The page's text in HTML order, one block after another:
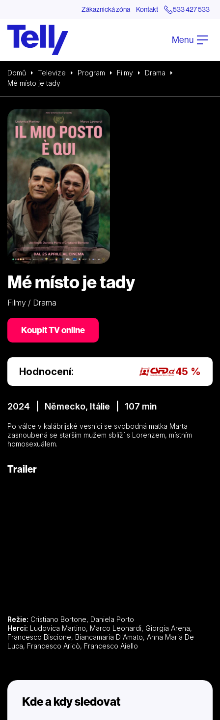
Zákaznická zóna Kontakt 533 427 533
Menu
Domů Televize Program Filmy
Drama
Mé místo je tady
Mé místo je tady
Filmy / Drama
Koupit TV online
Hodnocení: 45 %
2024 | Německo, Itálie | 107 min
Po válce v kalábrijské vesnici se svobodná matka Marta
zasnoubená se starším mužem sblíží s Lorenzem, místním
homosexuálem.
Trailer
Režie: Cristiano Bortone, Daniela Porto
Herci:
Francesco Biscione, Biancamaria D'Amato, Anna Maria De
Luca, Francesco Aricò, Francesco Aiello
Kde a kdy sledovat